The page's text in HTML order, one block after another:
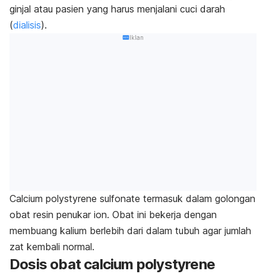
ginjal atau pasien yang harus menjalani cuci darah
(dialisis).
Iklan
Calcium polystyrene sulfonate termasuk dalam golongan
obat resin penukar ion. Obat ini bekerja dengan
membuang kalium berlebih dari dalam tubuh agar jumlah
zat kembali normal.
Dosis obatcalcium polystyrene